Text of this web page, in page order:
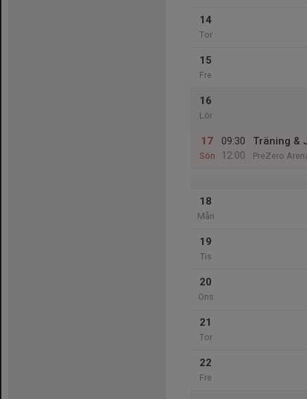
14
Tor
15
Fre
16
Lör
17
Sön
09:30
12:00
Träning &
PreZero
18
Mån
19
Tis
20
Ons
21
Tor
22
Fre